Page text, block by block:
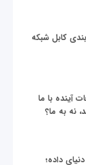
کابل شبکه
آینده با ما
نه به ما؟
داده؛